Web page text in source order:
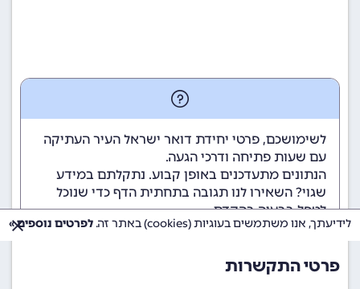
לשימושכם, פרטי יחידת דואר ישראל העיר העתיקה
עם שעות פתיחה ודרכי הגעה.
הנתונים מתעדכנים באופן קבוע. נתקלתם במידע
שגוי? השאירו לנו תגובה בתחתית הדף כדי שנוכל
לטפל בבעיה בהקדם.
פרטי התקשרות
לידיעתך, אנו משתמשים בעוגיות (cookies) באתר זה. לפרטים נוספים »